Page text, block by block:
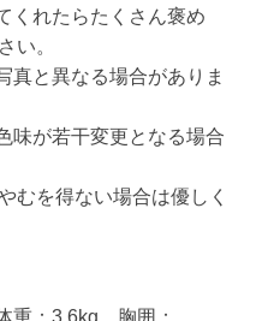
くれたらたくさん褒め
い。
真と異なる場合がありま
味が若干変更となる場合
むを得ない場合は優しく
：3.6kg、胸囲：